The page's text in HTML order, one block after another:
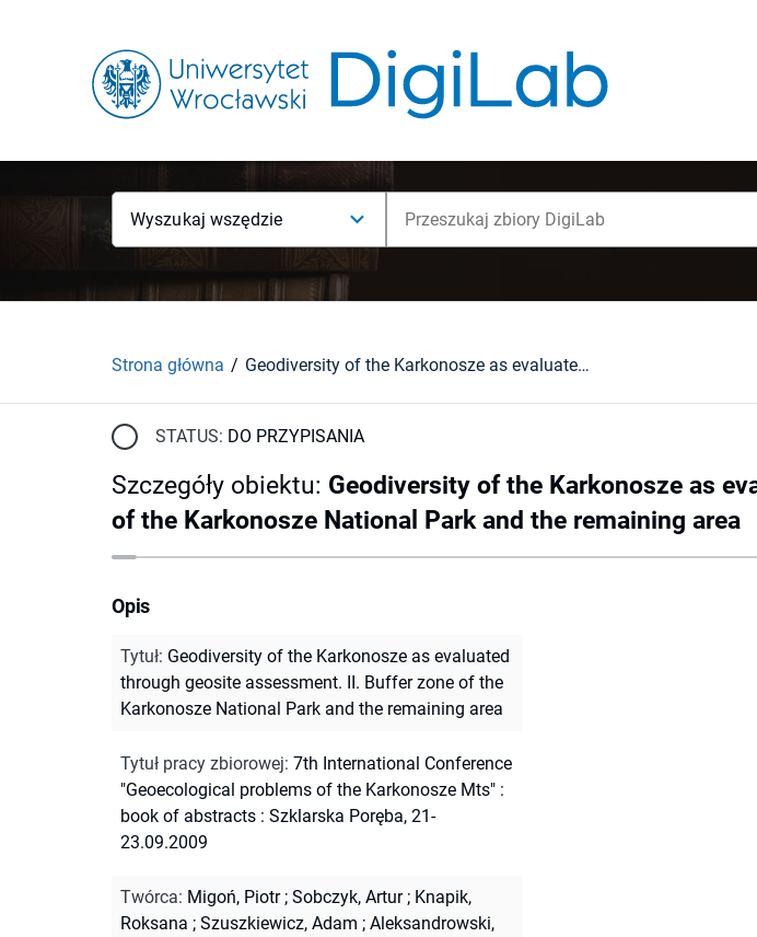
Wyszukaj wszędzie
Strona główna Geodiversity of the Karkonosze as evaluated through geosite assessment. II. Buffer zone of the Karkonosze National Park and the remaining area
STATUS: DO PRZYPISANIA
Szczegóły obiektu: Geodiversity of the Karkonosze as
of the Karkonosze National Park and the remaining area
Opis
Tytuł: Geodiversity of the Karkonosze as evaluated
through geosite assessment. II. Buffer zone of the
Karkonosze National Park and the remaining area
Tytuł pracy zbiorowej: 7th International Conference
"Geoecological problems of the Karkonosze Mts" :
book of abstracts : Szklarska Poręba, 21-
23.09.2009
Twórca: Migoń, Piotr; Sobczyk, Artur; Knapik,
Roksana ; Szuszkiewicz, Adam ; Aleksandrowski,